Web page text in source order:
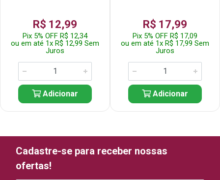
R$ 12,99
Pix 5% OFF R$ 12,34
ou em até 1x R$ 12,99 Sem
Juros
Adicionar
R$ 17,99
Pix 5% OFF R$ 17,09
ou em até 1x R$ 17,99 Sem
Juros
Adicionar
Cadastre-se para receber nossas
ofertas!